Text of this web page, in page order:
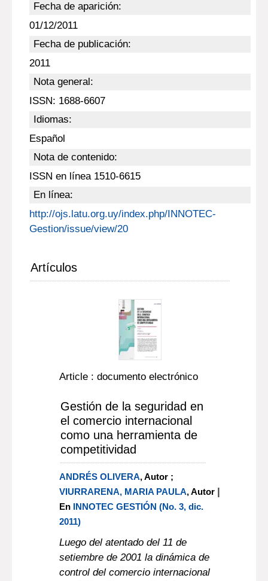
Fecha de aparición:
01/12/2011
Fecha de publicación:
2011
Nota general:
ISSN: 1688-6607
Idiomas:
Español
Nota de contenido:
ISSN en línea 1510-6615
En línea:
http://ojs.latu.org.uy/index.php/INNOTEC-
Gestion/issue/view/20
Artículos
Article : documento electrónico
Gestión de la seguridad en
el comercio internacional
como una herramienta de
competitividad
ANDRÉS OLIVERA, Autor ;
VIURRARENA, MARIA PAULA, Autor |
En INNOTEC GESTIÓN (No. 3, dic.
2011)
Luego del atentado del 11 de
setiembre de 2001 la dinámica de
control del comercio internacional